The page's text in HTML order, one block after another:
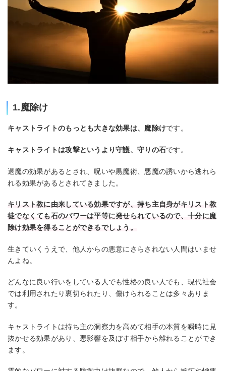
1.魔除け
キャストライトのもっとも大きな効果は、魔除けです。
キャストライトは攻撃というより守護、守りの石です。
退魔の効果があるとされ、呪いや黒魔術、悪魔の誘いから逃れら
れる効果があるとされてきました。
キリスト教に由来している効果ですが、持ち主自身がキリスト教
徒でなくても石のパワーは平等に発せられているので、十分に魔
除け効果を得ることができるでしょう。
生きていくうえで、他人からの悪意にさらされない人間はいませ
んよね。
どんなに良い行いをしている人でも性格の良い人でも、現代社会
では利用されたり裏切られたり、傷けられることは多々ありま
す。
キャストライトは持ち主の洞察力を高めて相手の本質を瞬時に見
抜かせる効果があり、悪影響を及ぼす相手から離れることができ
ます。